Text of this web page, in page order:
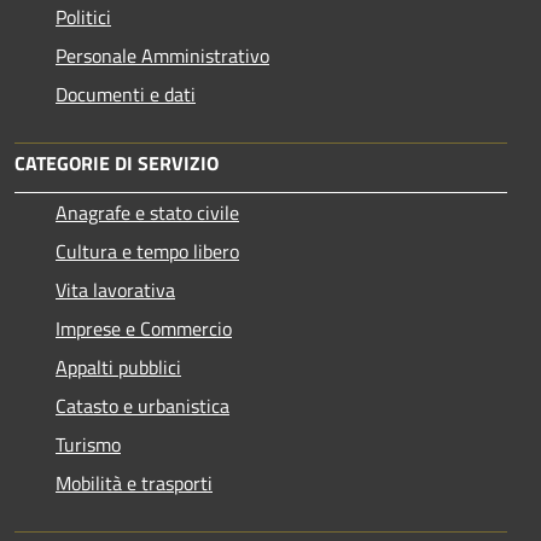
Politici
Personale Amministrativo
Documenti e dati
CATEGORIE DI SERVIZIO
Anagrafe e stato civile
Cultura e tempo libero
Vita lavorativa
Imprese e Commercio
Appalti pubblici
Catasto e urbanistica
Turismo
Mobilità e trasporti